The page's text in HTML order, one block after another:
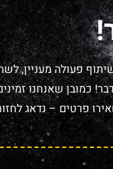
פעולה מעניין,
כמובן שאנחנו
פרטים – נדאג